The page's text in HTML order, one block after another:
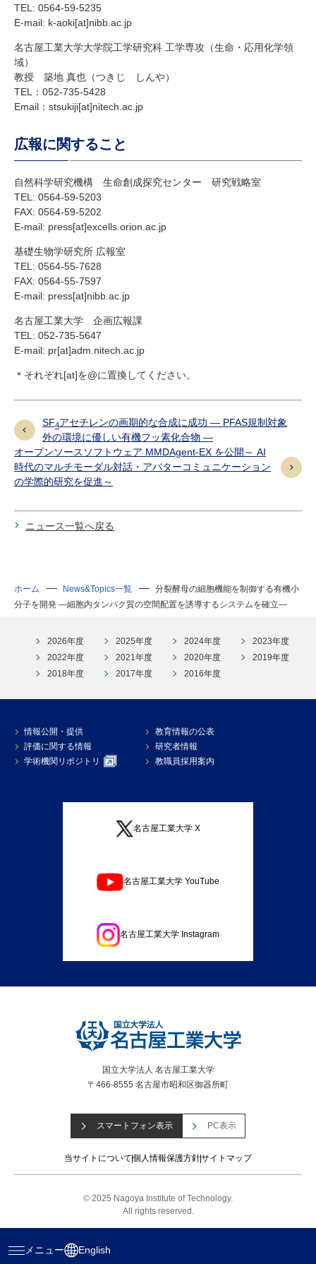
メニュー English
TEL: 0564-59-5235
E-mail: k-aoki[at]nibb.ac.jp
名古屋工業大学大学院工学研究科 工学専攻（生命・応用化学領
域）
教授 築地 真也（つきじ しんや）
TEL：052-735-5428
Email：stsukiji[at]nitech.ac.jp
広報に関すること
自然科学研究機構 生命創成探究センター 研究戦略室
TEL: 0564-59-5203
FAX: 0564-59-5202
E-mail: press[at]excells.orion.ac.jp
基礎生物学研究所 広報室
TEL: 0564-55-7628
FAX: 0564-55-7597
E-mail: press[at]nibb.ac.jp
名古屋工業大学 企画広報課
TEL: 052-735-5647
E-mail: pr[at]adm.nitech.ac.jp
＊それぞれ[at]を@に置換してください。
SF4アセチレンの画期的な合成に成功 ― PFAS規制対象
外の環境に優しい有機フッ素化合物 ―
オープンソースソフトウェア MMDAgent-EX を公開～ AI
時代のマルチモーダル対話・アバターコミュニケーション
の学際的研究を促進～
ニュース一覧へ戻る
ホーム News&Topics一覧
分裂酵母の細胞機能を制御する有機小
分子を開発 ―細胞内タンパク質の空間配置を誘導するシステムを確立―
2026年度 2025年度 2024年度
2023年度
2022年度
2021年度 2020年度
2019年度
2018年度
2017年度 2016年度
情報公開・提供
教育情報の公表
評価に関する情報
研究者情報
学術機関リポジトリ
教職員採用案内
名古屋工業大学 X
名古屋工業大学 YouTube
名古屋工業大学 Instagram
国立大学法人 名古屋工業大学
〒466-8555 名古屋市昭和区御器所町
スマートフォン表示 PC表示
当サイトについて個人情報保護方針サイトマップ
© 2025 Nagoya Institute of Technology.
All rights reserved.